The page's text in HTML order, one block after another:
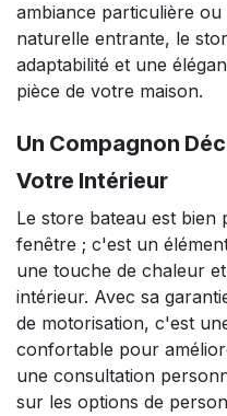
ambiance particulière
naturelle entrante, le
adaptabilité et une
pièce de votre maison.
Un Compagnon
Votre Intérieur
Le store bateau est bien
fenêtre ; c'est un
une touche de chaleur
intérieur. Avec sa
de motorisation, c'est
confortable pour
une consultation
sur les options de